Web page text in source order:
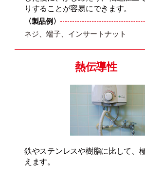
りすることが容易にできます。
〈製品例〉
ネジ、端子、インサートナット
熱伝導性
鉄やステンレスや樹脂に比して、
えます。